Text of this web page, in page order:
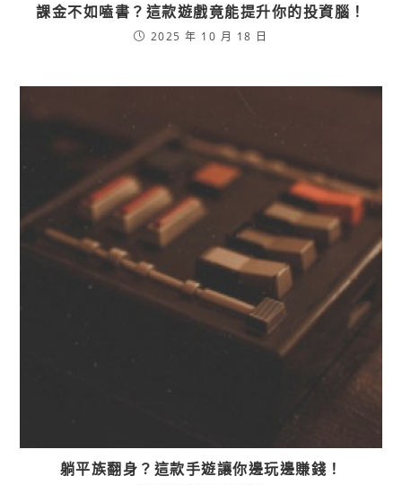
課金不如嗑書？這款遊戲竟能提升你的投資腦！
2025 年 10 月 18 日
躺平族翻身？這款手遊讓你邊玩邊賺錢！